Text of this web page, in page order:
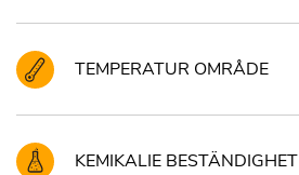
TEMPERATUR OMRÅDE
KEMIKALIE BESTÄNDIGHET